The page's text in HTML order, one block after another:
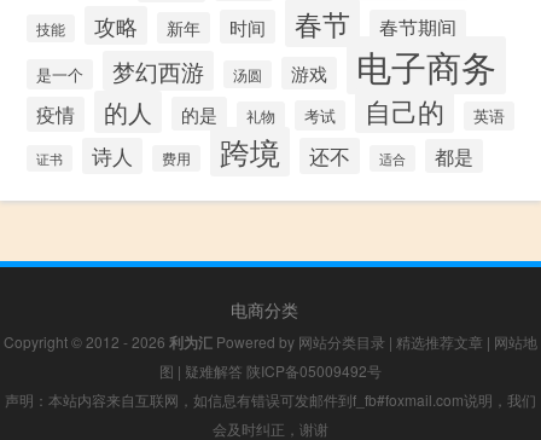
技能 攻略 新年 时间 春节 春节期间
是一个 梦幻西游 汤圆 游戏 电子商务
疫情 的人 的是 礼物 考试 自己的 英语
证书 诗人 费用 跨境 还不 适合 都是
电商分类
Copyright © 2012 - 2026 利为汇 Powered by 网站分类目录 | 精选推荐文章 | 网站地
图 | 疑难解答 陕ICP备05009492号
声明：本站内容来自互联网，如信息有错误可发邮件到f_fb#foxmail.com说明，我们
会及时纠正，谢谢